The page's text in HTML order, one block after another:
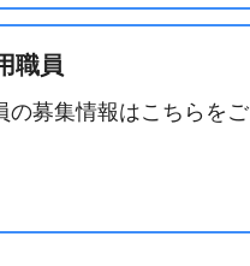
職員
の募集情報はこちらをご